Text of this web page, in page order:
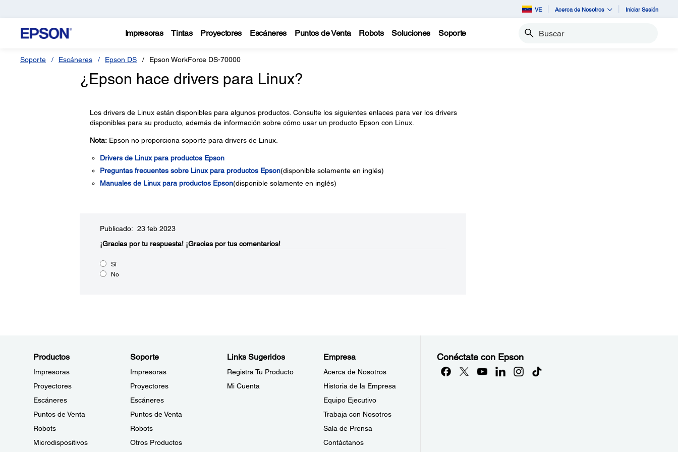
VE Acerca de Nosotros Iniciar Sesión
Impresoras Tintas Proyectores Escáneres Puntos de Venta Robots Soluciones Soporte Buscar
Soporte Escáneres Epson DS Epson WorkForce DS-70000
¿Epson hace drivers para Linux?
Los drivers de Linux están disponibles para algunos productos. Consulte los siguientes enlaces para ver los drivers
disponibles para su producto, además de información sobre cómo usar un producto Epson con Linux.
Nota:Epson no proporciona soporte para drivers de Linux.
Drivers de Linux para productos Epson
Preguntas frecuentes sobre Linux para productos Epson(disponible solamente en inglés)
Manuales de Linux para productos Epson(disponible solamente en inglés)
Publicado: 23 feb 2023
¡Gracias por tu respuesta! ¡Gracias por tus comentarios!
Sí
No
Productos
Impresoras
Proyectores
Escáneres
Puntos de Venta
Robots
Microdispositivos
Soporte
Impresoras
Proyectores
Escáneres
Puntos de Venta
Robots
Otros Productos
Links Sugeridos
Registra Tu Producto
Mi Cuenta
Empresa
Acerca de Nosotros
Historia de la Empresa
Equipo Ejecutivo
Trabaja con Nosotros
Sala de Prensa
Contáctanos
Conéctate con Epson